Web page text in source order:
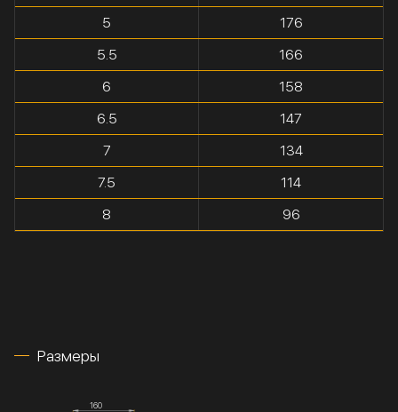
5
176
5.5
166
6
158
6.5
147
7
134
7.5
114
8
96
Размеры
160